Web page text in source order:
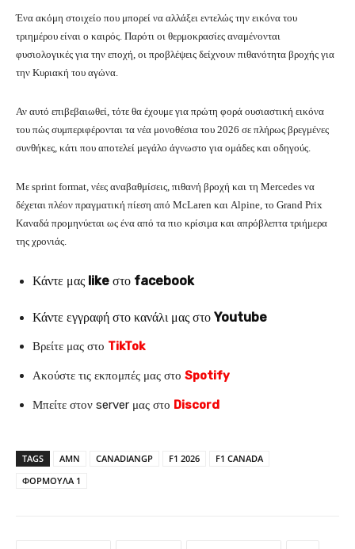
Ένα ακόμη στοιχείο που μπορεί να αλλάξει εντελώς την εικόνα του
τριημέρου είναι ο καιρός. Παρότι οι θερμοκρασίες αναμένονται
φυσιολογικές για την εποχή, οι προβλέψεις δείχνουν πιθανότητα βροχής για
την Κυριακή του αγώνα.
Αν αυτό επιβεβαιωθεί, τότε θα έχουμε για πρώτη φορά ουσιαστική εικόνα
του πώς συμπεριφέρονται τα νέα μονοθέσια του 2026 σε πλήρως βρεγμένες
συνθήκες, κάτι που αποτελεί μεγάλο άγνωστο για ομάδες και οδηγούς.
Με sprint format, νέες αναβαθμίσεις, πιθανή βροχή και τη Mercedes να
δέχεται πλέον πραγματική πίεση από McLaren και Alpine, το Grand Prix
Καναδά προμηνύεται ως ένα από τα πιο κρίσιμα και απρόβλεπτα τριήμερα
της χρονιάς.
Κάντε μας like στο facebook
Κάντε εγγραφή στο κανάλι μας στο Youtube
Βρείτε μας στο TikTok
Ακούστε τις εκπομπές μας στο Spotify
Μπείτε στον server μας στο Discord
TAGS AMN CANADIANGP F1 2026
F1 CANADA
ΦΟΡΜΟΥΛΑ 1